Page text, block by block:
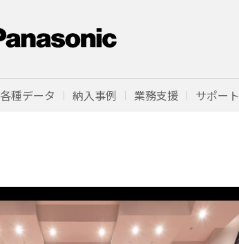
各種データ 納入事例 業務支援 サポート